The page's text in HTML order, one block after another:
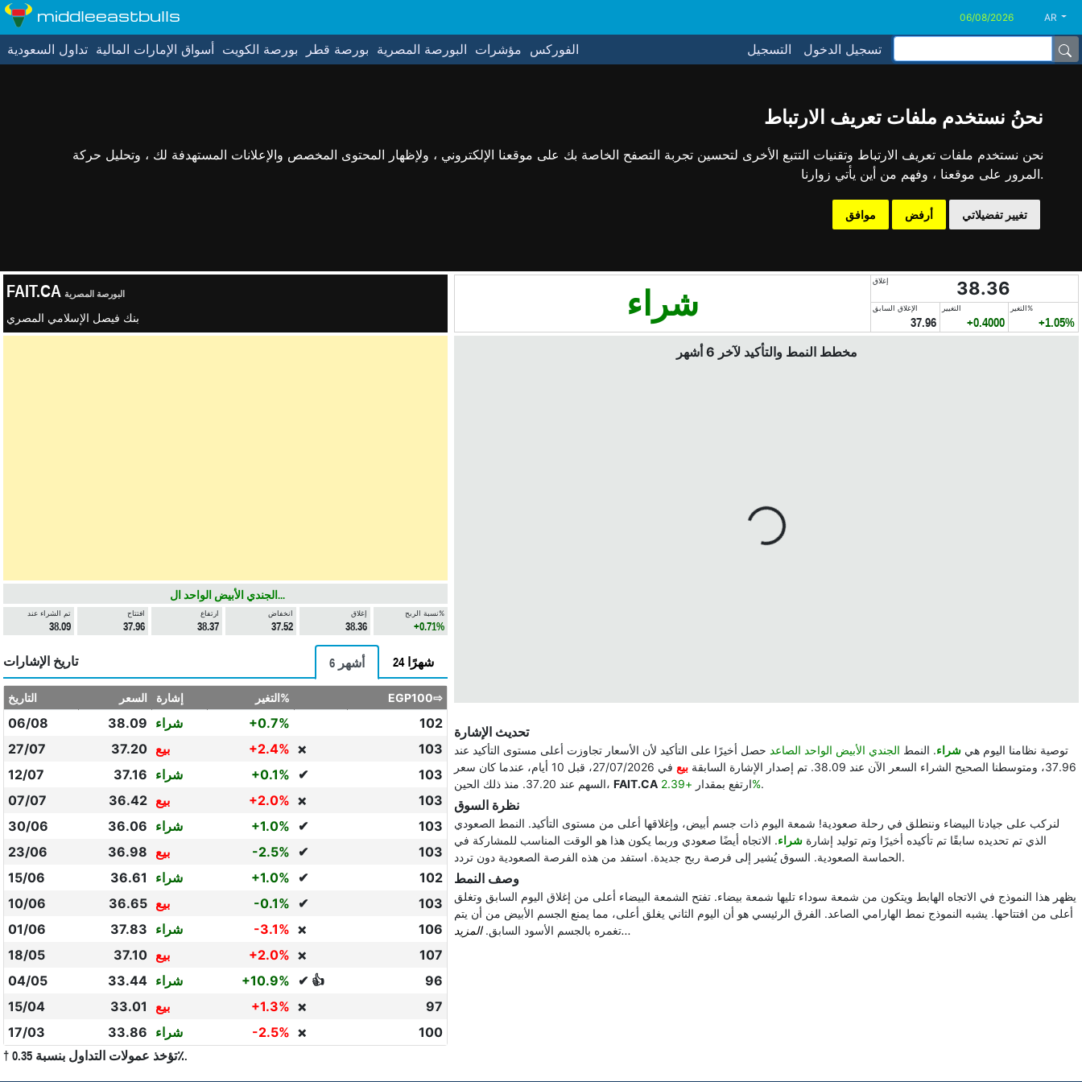
نحنُ نستخدم ملفات تعريف الارتباط
نحن نستخدم ملفات تعريف الارتباط وتقنيات التتبع الأخرى لتحسين تجربة التصفح الخاصة بك على موقعنا الإلكتروني ، ولإظهار المحتوى المخصص والإعلانات المستهدفة لك ، وتحليل حركة
المرور على موقعنا ، وفهم من أين يأتي زوارنا.
موافق أرفض تغيير تفضيلاتي
middleeastbulls AR
التسجيل تسجيل الدخول تداول السعودية أسواق الإمارات المالية بورصة الكويت بورصة قطر البورصة المصرية مؤشرات الفوركس
FAIT.CA البورصة المصرية
بنك فيصل الإسلامي المصري شراء
إغلاق 38.36
الإغلاق السابق
37.96
التغيير
+0.4000
التغير%
+1.05%
الجندي الأبيض الواحد ال...
تم الشراء عند
38.09
افتتاح
37.96
ارتفاع
38.37
انخفاض
37.52
إغلاق
38.36
نسبة الربح%
+0.71%
تاريخ الإشارات 6 أشهر 24 شهرًا
التاريخ السعر إشارة التغير% EGP100⇨
06/08 38.09 شراء +0.7%
102
27/07
37.20 بيع +2.4% ❌
103
12/07
37.16 شراء +0.1% ✔
103
07/07
36.42 بيع +2.0% ❌
103
30/06
36.06 شراء +1.0% ✔
103
23/06
36.98 بيع -2.5% ✔
103
15/06
36.61 شراء +1.0% ✔
102
10/06
36.65 بيع -0.1% ✔
103
01/06
37.83 شراء -3.1% ❌
106
18/05
37.10 بيع +2.0% ❌
107
04/05
33.44 شراء +10.9% ✔ 👍
96
15/04
33.01 بيع +1.3% ❌
97
17/03
33.86 شراء -2.5% ❌ 100
† تؤخذ عمولات التداول بنسبة 0.35٪.
مخطط النمط والتأكيد لآخر 6 أشهر
تحديث الإشارة
توصية نظامنا اليوم هي شراء. النمط الجندي الأبيض الواحد الصاعد حصل أخيرًا على التأكيد لأن الأسعار تجاوزت أعلى مستوى التأكيد عند
37.96، ومتوسطنا الصحيح الشراء السعر الآن عند 38.09. تم إصدار الإشارة السابقة
بيع
في 27/07/2026، قبل 10 أيام، عندما كان سعر
السهم عند 37.20. منذ ذلك الحين، FAIT.CA ارتفع بمقدار+2.39%.
نظرة السوق
لنركب على جيادنا البيضاء وننطلق في رحلة صعودية! شمعة اليوم ذات جسم أبيض، وإغلاقها أعلى من مستوى التأكيد. النمط الصعودي
الذي تم تحديده سابقًا تم تأكيده أخيرًا وتم توليد إشارة شراء. الاتجاه أيضًا صعودي وربما يكون هذا هو الوقت المناسب للمشاركة في
الحماسة الصعودية. السوق يُشير إلى فرصة ربح جديدة. استفد من هذه الفرصة الصعودية دون تردد.
وصف النمط
يظهر هذا النموذج في الاتجاه الهابط ويتكون من شمعة سوداء تليها شمعة بيضاء. تفتح الشمعة البيضاء أعلى من إغلاق اليوم السابق وتغلق
أعلى من افتتاحها. يشبه النموذج نمط الهارامي الصاعد. الفرق الرئيسي هو أن اليوم الثاني يغلق أعلى، مما يمنع الجسم الأبيض من أن يتم
تغمره بالجسم الأسود السابق.المزيد...